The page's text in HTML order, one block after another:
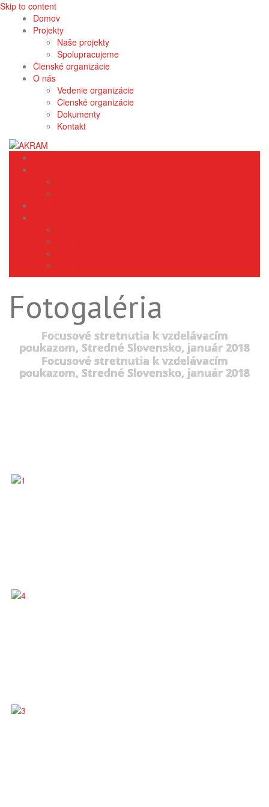
Skip to content
Domov
Projekty
Naše projekty
Spolupracujeme
Členské organizácie
O nás
Vedenie organizácie
Členské organizácie
Dokumenty
Kontakt
Fotogaléria
Focusové stretnutia k vzdelávacím
poukazom, Stredné Slovensko, január 2018
Focusové stretnutia k vzdelávacím
poukazom, Stredné Slovensko, január 2018